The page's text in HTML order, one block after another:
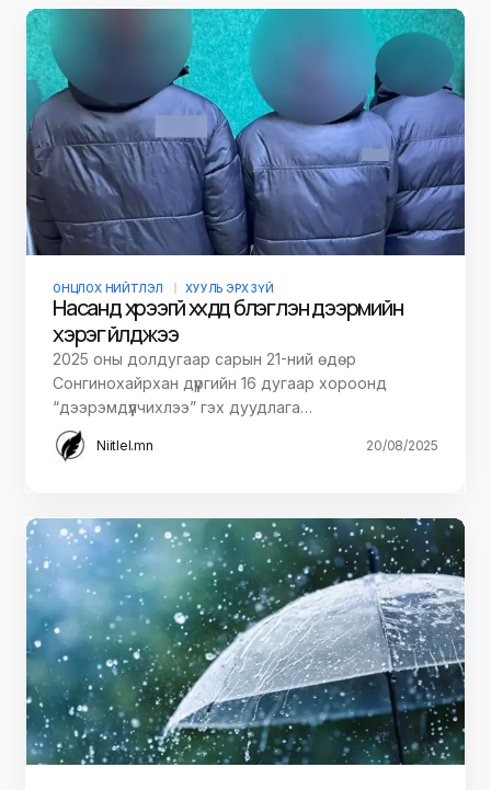
ОНЦЛОХ НИЙТЛЭЛ ХУУЛЬ ЭРХ ЗҮЙ
Насанд хүрээгүй хүүхдүүд бүлэглэн дээрмийн
хэрэг үйлджээ
2025 оны долдугаар сарын 21-ний өдөр
Сонгинохайрхан дүүргийн 16 дугаар хороонд
“дээрэмдүүлчихлээ” гэх дуудлага…
Niitlel.mn 20/08/2025